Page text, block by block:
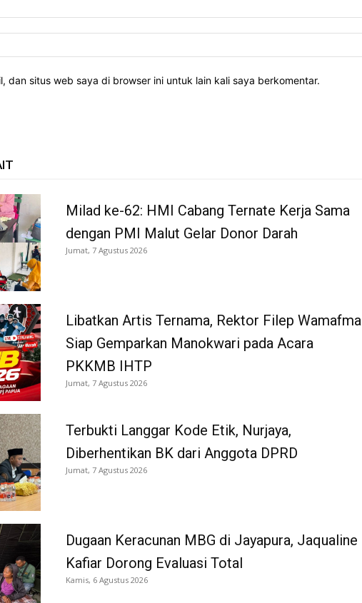
dan situs web saya di browser ini untuk lain kali saya berkomentar.
Milad ke-62: HMI Cabang Ternate Kerja Sama
dengan PMI Malut Gelar Donor Darah
Jumat, 7 Agustus 2026
Libatkan Artis Ternama, Rektor Filep Wamafma
Siap Gemparkan Manokwari pada Acara
PKKMB IHTP
Jumat, 7 Agustus 2026
Terbukti Langgar Kode Etik, Nurjaya,
Diberhentikan BK dari Anggota DPRD
Jumat, 7 Agustus 2026
Dugaan Keracunan MBG di Jayapura, Jaqualine
Kafiar Dorong Evaluasi Total
Kamis, 6 Agustus 2026